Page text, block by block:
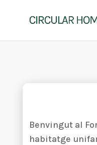
Benvingut al
habitatge